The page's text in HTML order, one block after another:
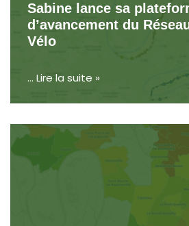
Sabine lance sa
d’avancement du
Vélo
… Lire la suite »